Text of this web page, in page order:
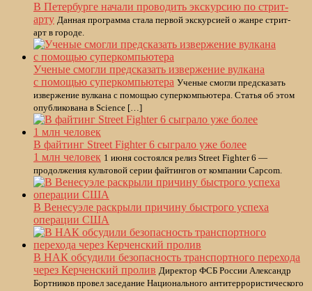
В Петербурге начали проводить экскурсию по стрит-
арту Данная программа стала первой экскурсией о жанре стрит-
арт в городе.
Ученые смогли предсказать извержение вулкана
с помощью суперкомпьютера Ученые смогли предсказать
извержение вулкана с помощью суперкомпьютера. Статья об этом
опубликована в Science […]
В файтинг Street Fighter 6 сыграло уже более
1 млн человек 1 июня состоялся релиз Street Fighter 6 —
продолжения культовой серии файтингов от компании Capcom.
В Венесуэле раскрыли причину быстрого успеха
операции США
В НАК обсудили безопасность транспортного перехода
через Керченский пролив Директор ФСБ России Александр
Бортников провел заседание Национального антитеррористического